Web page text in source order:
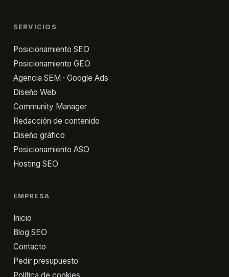
la
distribución
Envía
tu
app
revisión
SERVICIOS
Posicionamiento SEO
Posicionamiento GEO
Agencia SEM · Google Ads
Diseño Web
Community Manager
Redacción de contenido
Diseño gráfico
Posicionamiento ASO
Hosting SEO
EMPRESA
Inicio
Blog SEO
Contacto
Pedir presupuesto